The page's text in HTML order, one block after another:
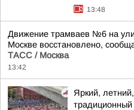
13:48
Движение трамваев №6 на
Москве восстановлено,
ТАСС / Москва
13:42
Яркий,